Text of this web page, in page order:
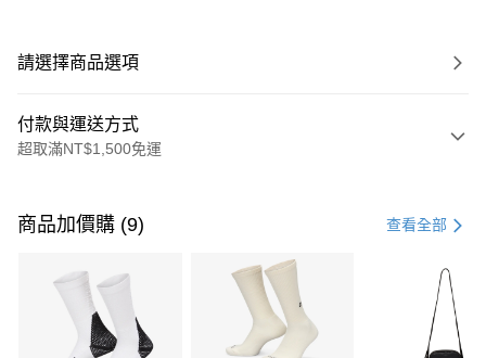
請選擇商品選項
付款與運送方式
超取滿NT$1,500免運
信用卡一次付款
3 期 0 利率 每期 21家銀行
合作金庫商業銀行
第一商業銀行
華南商業銀行
彰化商業銀行
商品加價購 (9) 查看全部